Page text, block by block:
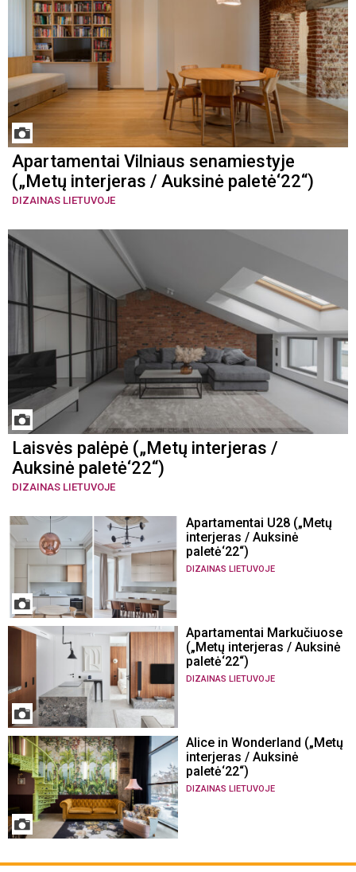
Apartamentai Vilniaus senamiestyje
(„Metų interjeras / Auksinė paletė‘22“)
DIZAINAS LIETUVOJE
Laisvės palėpė („Metų interjeras /
Auksinė paletė‘22“)
DIZAINAS LIETUVOJE
Apartamentai U28 („Metų
interjeras / Auksinė
paletė‘22“)
DIZAINAS LIETUVOJE
Apartamentai Markučiuose
(„Metų interjeras / Auksinė
paletė‘22“)
DIZAINAS LIETUVOJE
Alice in Wonderland („Metų
interjeras / Auksinė
paletė‘22“)
DIZAINAS LIETUVOJE